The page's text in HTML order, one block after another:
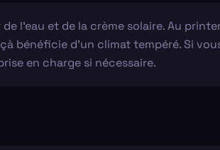
l'eau et de la crème solaire. Au
bénéficie d'un climat tempéré. Si
en charge si nécessaire.